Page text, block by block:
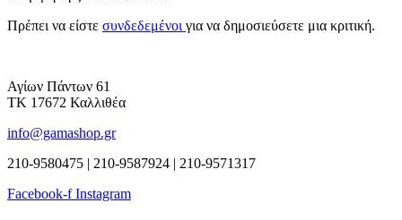
Πρέπει να είστε συνδεδεμένοι για να δημοσιεύσετε μια κριτική.
Αγίων Πάντων 61
ΤΚ 17672 Καλλιθέα
info@gamashop.gr
210-9580475 | 210-9587924 | 210-9571317
Facebook-f Instagram